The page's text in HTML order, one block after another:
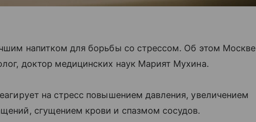
напитком для борьбы со стрессом. Об этом Москве
доктор медицинских наук Марият Мухина.
на стресс повышением давления, увеличением
сгущением крови и спазмом сосудов.